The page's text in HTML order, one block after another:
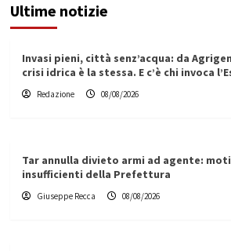
Ultime notizie
Invasi pieni, città senz’acqua: da
crisi idrica è la stessa. E c’è chi invoca
Redazione 08/08/2026
Tar annulla divieto armi ad agente:
insufficienti della Prefettura
Giuseppe Recca 08/08/2026